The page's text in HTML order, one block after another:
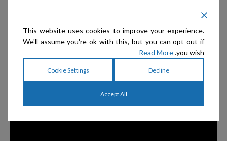
This website uses cookies to improve your experience.
We'll assume you're ok with this, but you can opt-out if
you wish.
Read More
Decline
Cookie Settings
Accept All